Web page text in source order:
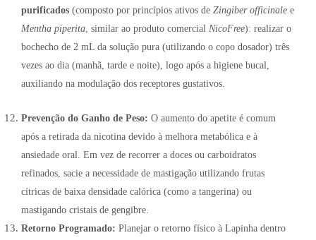
purificados (composto por princípios ativos de Zingiber officinale e
Mentha piperita, similar ao produto comercial NicoFree): realizar o
bochecho de 2 mL da solução pura (utilizando o copo dosador) três
vezes ao dia (manhã, tarde e noite), logo após a higiene bucal,
auxiliando na modulação dos receptores gustativos.
Prevenção do Ganho de Peso: O aumento do apetite é comum
após a retirada da nicotina devido à melhora metabólica e à
ansiedade oral. Em vez de recorrer a doces ou carboidratos
refinados, sacie a necessidade de mastigação utilizando frutas
cítricas de baixa densidade calórica (como a tangerina) ou
mastigando cristais de gengibre.
Retorno Programado: Planejar o retorno físico à Lapinha dentro